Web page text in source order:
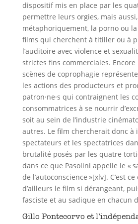
dispositif mis en place par les
permettre leurs orgies, mais aussi,
métaphoriquement, la porno ou
films qui cherchent à titiller ou à
l’auditoire avec violence et
strictes fins commerciales. Encore
scènes de coprophagie
les actions des producteurs et
patron·ne·s qui contraignent les
consommatrices à se nourrir
soit au sein de l’industrie
autres. Le film chercherait donc à
spectateurs et les spectatrices
brutalité posés par les quatre
dans ce que Pasolini appelle le «
de l’autoconscience »[xlv]. C’est
d’ailleurs le film si dérangeant,
fasciste et au sadique en chacun
Gillo Pontecorvo et